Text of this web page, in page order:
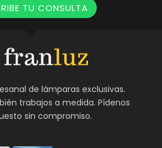
TU CONSULTA
de lámparas exclusivas.
trabajos a medida. Pídenos
sin compromiso.